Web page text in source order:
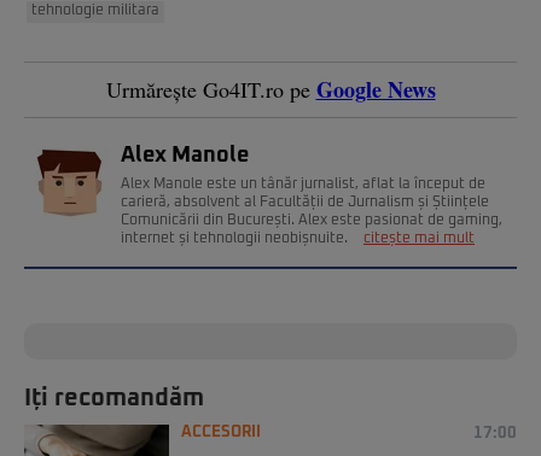
tehnologie militara
Urmărește Go4IT.ro pe Google News
Alex Manole
Alex Manole este un tânăr jurnalist, aflat la început de
carieră, absolvent al Facultății de Jurnalism și Științele
Comunicării din București. Alex este pasionat de gaming,
internet și tehnologii neobișnuite.
citește mai mult
Iți recomandăm
ACCESORII 17:00